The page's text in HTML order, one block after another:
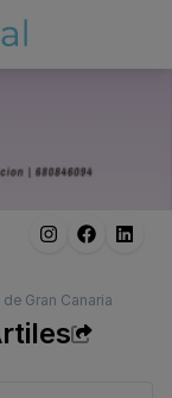
Gran Canaria